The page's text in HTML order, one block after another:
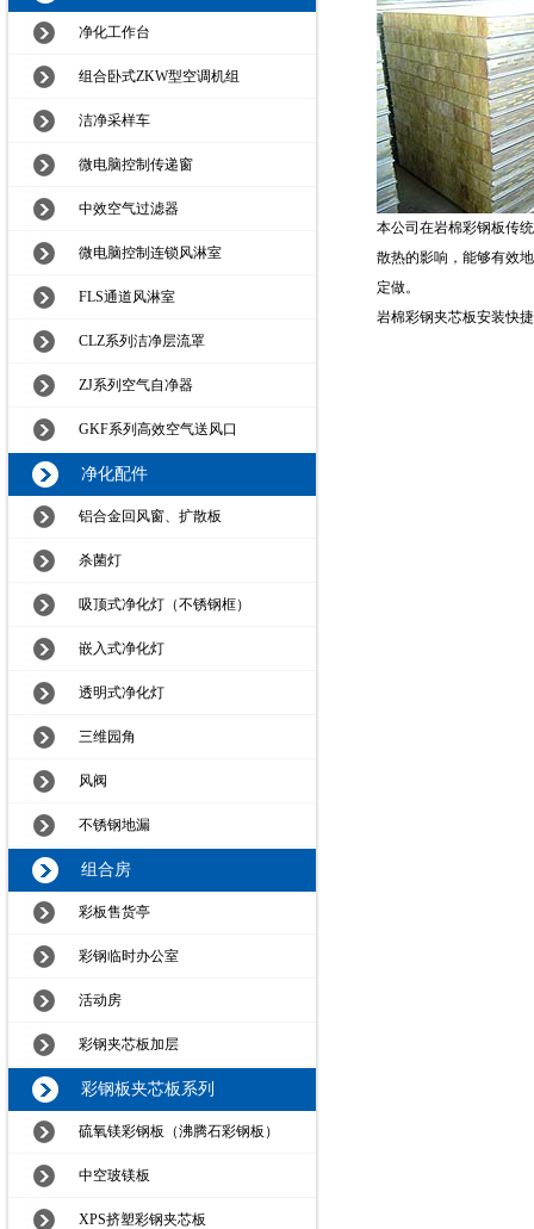
净化工作台
组合卧式ZKW型空调机组
洁净采样车
微电脑控制传递窗
中效空气过滤器
微电脑控制连锁风淋室
FLS通道风淋室
CLZ系列洁净层流罩
ZJ系列空气自净器
GKF系列高效空气送风口
净化配件
铝合金回风窗、扩散板
杀菌灯
吸顶式净化灯（不锈钢框）
嵌入式净化灯
透明式净化灯
三维园角
风阀
不锈钢地漏
组合房
彩板售货亭
彩钢临时办公室
活动房
彩钢夹芯板加层
彩钢板夹芯板系列
硫氧镁彩钢板（沸腾石彩钢板）
中空玻镁板
XPS挤塑彩钢夹芯板
本公司在岩棉彩钢板传
散热的影响，能够有效
定做。
岩棉彩钢夹芯板安装快